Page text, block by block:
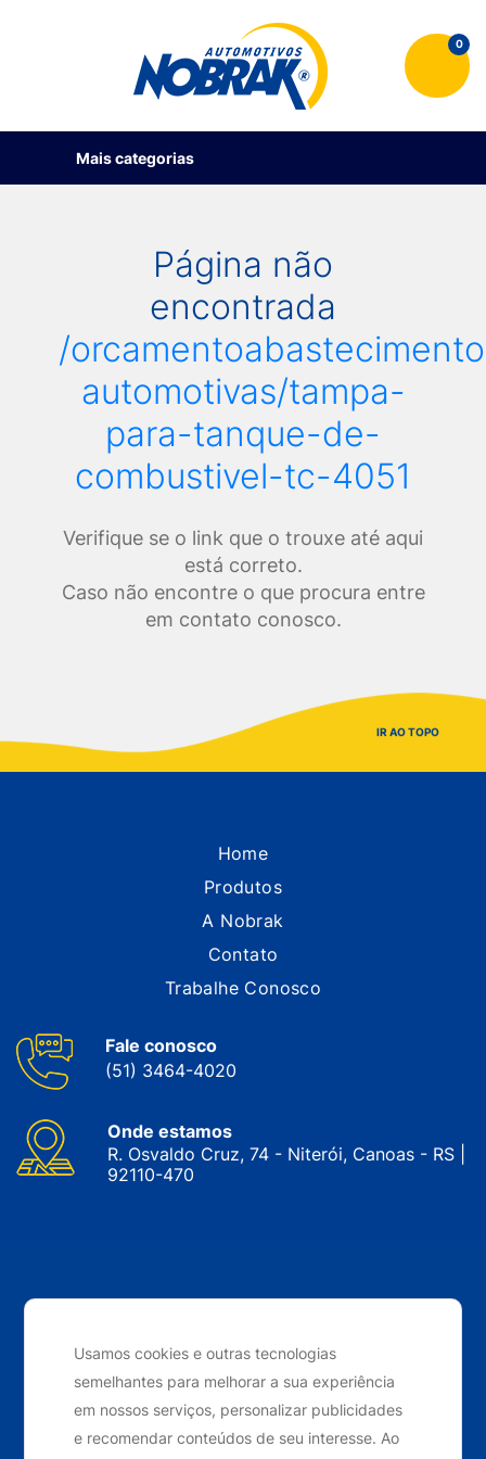
Usamos cookies e outras tecnologias
semelhantes para melhorar a sua experiência
em nossos serviços, personalizar publicidades
e recomendar conteúdos de seu interesse. Ao
0
Mais categorias
Página não
encontrada
/
automotivas/tampa-
para-tanque-de-
combustivel-tc-4051
Verifique se o link que o trouxe até aqui
está correto.
Caso não encontre o que procura entre
em contato conosco.
IR AO TOPO
Home
Produtos
A Nobrak
Contato
Trabalhe Conosco
Fale conosco
(51) 3464-4020
Onde estamos
R. Osvaldo Cruz, 74 - Niterói, Canoas - RS |
92110-470
reservados. 2024
Desenvolvido por Elo Ideias